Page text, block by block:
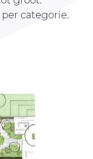
categorie.